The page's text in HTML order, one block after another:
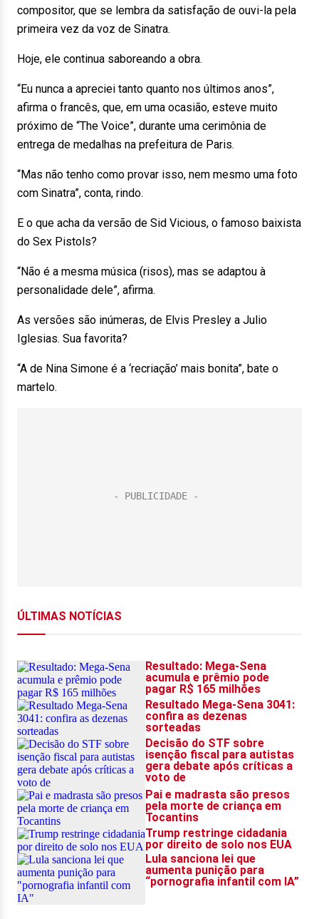
compositor, que se lembra da satisfação de ouvi-la pela
primeira vez da voz de Sinatra.
Hoje, ele continua saboreando a obra.
“Eu nunca a apreciei tanto quanto nos últimos anos”,
afirma o francês, que, em uma ocasião, esteve muito
próximo de “The Voice”, durante uma cerimônia de
entrega de medalhas na prefeitura de Paris.
“Mas não tenho como provar isso, nem mesmo uma foto
com Sinatra”, conta, rindo.
E o que acha da versão de Sid Vicious, o famoso baixista
do Sex Pistols?
“Não é a mesma música (risos), mas se adaptou à
personalidade dele”, afirma.
As versões são inúmeras, de Elvis Presley a Julio
Iglesias. Sua favorita?
“A de Nina Simone é a ‘recriação’ mais bonita”, bate o
martelo.